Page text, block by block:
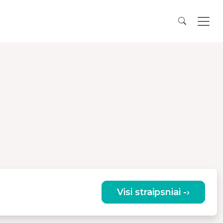
Visi straipsniai -›